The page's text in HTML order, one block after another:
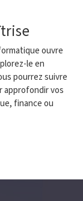
ouvre
le en
pourrez suivre
approfondir vos
finance ou